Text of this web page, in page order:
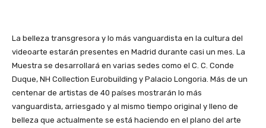
La belleza transgresora y lo más vanguardista en la cultura del
videoarte estarán presentes en Madrid durante casi un mes. La
Muestra se desarrollará en varias sedes como el C. C. Conde
Duque, NH Collection Eurobuilding y Palacio Longoria. Más de un
centenar de artistas de 40 países mostrarán lo más
vanguardista, arriesgado y al mismo tiempo original y lleno de
belleza que actualmente se está haciendo en el plano del arte